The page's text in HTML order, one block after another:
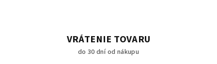
VRÁTENIE TOVARU
do 30 dní od nákupu